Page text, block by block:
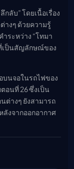
ลับ” โดยเนื้อเรื่อง
างๆ ด้วยความรู้
ำระหว่าง “โทมา
ที่เป็นสัญลักษณ์ของ
นจอในรถไฟของ
อนที่ 26 ซึ่งเป็น
ต่างๆ ยังสามารถ
ลังจากออกอากาศ